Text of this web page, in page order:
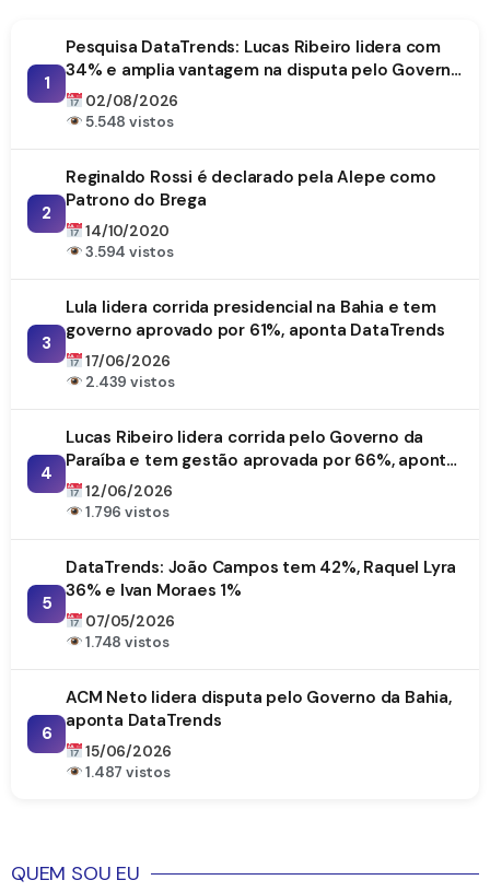
1
Pesquisa DataTrends: Lucas Ribeiro lidera com
34% e amplia vantagem na disputa pelo Governo
da Paraíba
02/08/2026
5.548 vistos
2
Reginaldo Rossi é declarado pela Alepe como
Patrono do Brega
14/10/2020
3.594 vistos
3
Lula lidera corrida presidencial na Bahia e tem
governo aprovado por 61%, aponta DataTrends
17/06/2026
2.439 vistos
4
Lucas Ribeiro lidera corrida pelo Governo da
Paraíba e tem gestão aprovada por 66%, aponta
DataTrends
12/06/2026
1.796 vistos
5
DataTrends: João Campos tem 42%, Raquel Lyra
36% e Ivan Moraes 1%
07/05/2026
1.748 vistos
6
ACM Neto lidera disputa pelo Governo da Bahia,
aponta DataTrends
15/06/2026
1.487 vistos
QUEM SOU EU